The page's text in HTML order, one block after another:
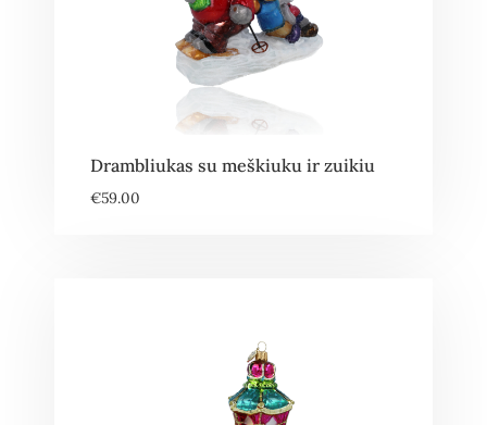
Drambliukas su meškiuku ir zuikiu
€59.00